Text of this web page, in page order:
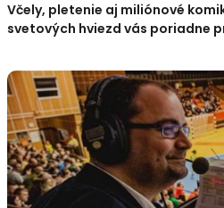
Včely, pletenie aj miliónové
svetových hviezd vás poriadne